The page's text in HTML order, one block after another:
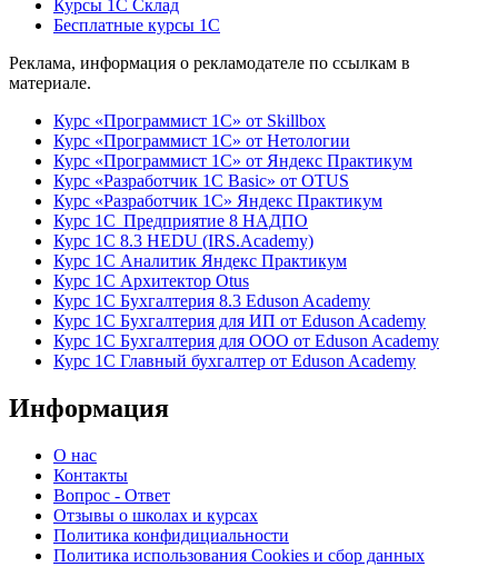
Курсы 1С Склад
Бесплатные курсы 1С
Реклама, информация о рекламодателе по ссылкам в
материале.
Курс «Программист 1С» от Skillbox
Курс «Программист 1С» от Нетологии
Курс «Программист 1С» от Яндекс Практикум
Курс «Разработчик 1С Basic» от OTUS
Курс «Разработчик 1С» Яндекс Практикум
Курс 1С Предприятие 8 НАДПО
Курс 1С 8.3 HEDU (IRS.Academy)
Курс 1С Аналитик Яндекс Практикум
Курс 1С Архитектор Otus
Курс 1С Бухгалтерия 8.3 Eduson Academy
Курс 1С Бухгалтерия для ИП от Eduson Academy
Курс 1С Бухгалтерия для ООО от Eduson Academy
Курс 1С Главный бухгалтер от Eduson Academy
Информация
О нас
Контакты
Вопрос - Ответ
Отзывы о школах и курсах
Политика конфидициальности
Политика использования Cookies и сбор данных